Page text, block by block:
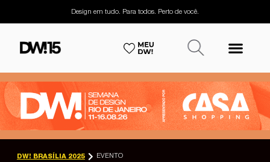
Design em tudo. Para todos. Perto de você.
DW! BRASÍLIA 2025 EVENTO